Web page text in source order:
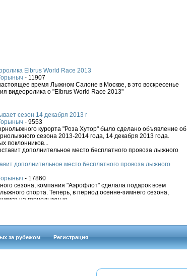
Elbrus World Race 2013
- 11907
время Лыжном Салоне в Москве, в это воскресенье
видеоролика о "Elbrus World Race 2013"
сезон 14 декабря 2013 г
- 9553
курорта "Роза Хутор" было сделано объявление об
сезона 2013-2014 года, 14 декабря 2013 года.
поклонников...
дополнительное место бесплатного провоза лыжного
- 17860
сезона, компания "Аэрофлот" сделала подарок всем
спорта. Теперь, в период осенне-зимнего сезона,
на горнолыжные...
за рубежом Регистрация